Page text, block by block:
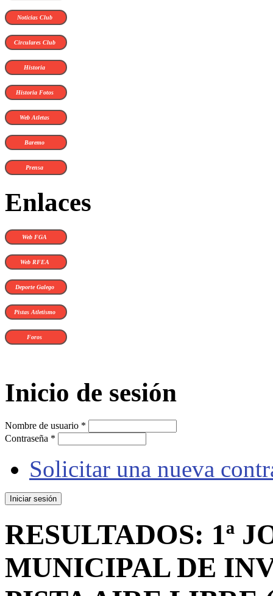
Noticias Club
Circulares Club
Historia
Historia Fotos
Web Atletas
Baremo
Prensa
Enlaces
Web FGA
Web RFEA
Deporte Galego
Pistas Atletismo
Foros
Inicio de sesión
Nombre de usuario *
Contraseña *
Solicitar una nueva
RESULTADOS: 1ª
MUNICIPAL DE